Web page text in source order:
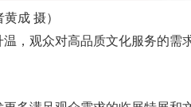
成 摄）
，观众对高品质文化服务的